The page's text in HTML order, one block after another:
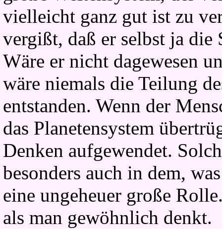
vielleicht ganz gut ist zu
vergißt, daß er selbst ja die
Wäre er nicht dagewesen
wäre niemals die Teilung
entstanden. Wenn der
das Planetensystem
Denken aufgewendet.
besonders auch in dem,
eine ungeheuer große
als man gewöhnlich denkt.